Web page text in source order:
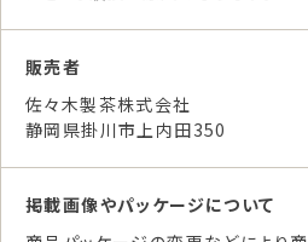
販売者
佐々木製茶株式会社
静岡県掛川市上内田350
掲載画像やパッケージについて